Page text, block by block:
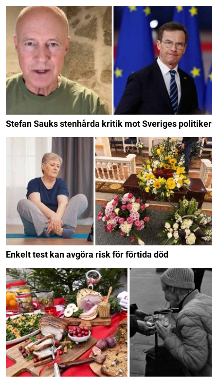
Stefan Sauks stenhårda kritik mot Sveriges politiker
Enkelt test kan avgöra risk för förtida död